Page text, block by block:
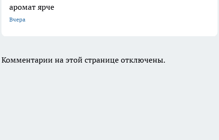
аромат ярче
Вчера
Комментарии на этой странице отключены.